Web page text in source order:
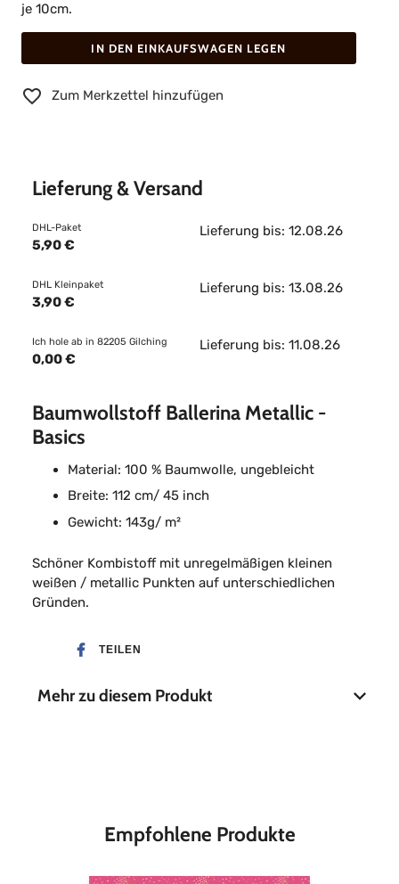
je 10cm.
IN DEN EINKAUFSWAGEN LEGEN
Zum Merkzettel hinzufügen
Lieferung & Versand
DHL-Paket
5,90 €
Lieferung bis: 12.08.26
DHL Kleinpaket
3,90 €
Lieferung bis: 13.08.26
Ich hole ab in 82205 Gilching
0,00 €
Lieferung bis: 11.08.26
Baumwollstoff Ballerina Metallic -
Basics
Material: 100 % Baumwolle, ungebleicht
Breite: 112 cm/ 45 inch
Gewicht: 143g/ m²
Schöner Kombistoff mit unregelmäßigen kleinen
weißen / metallic Punkten auf unterschiedlichen
Gründen.
TEILEN
Mehr zu diesem Produkt
Empfohlene Produkte